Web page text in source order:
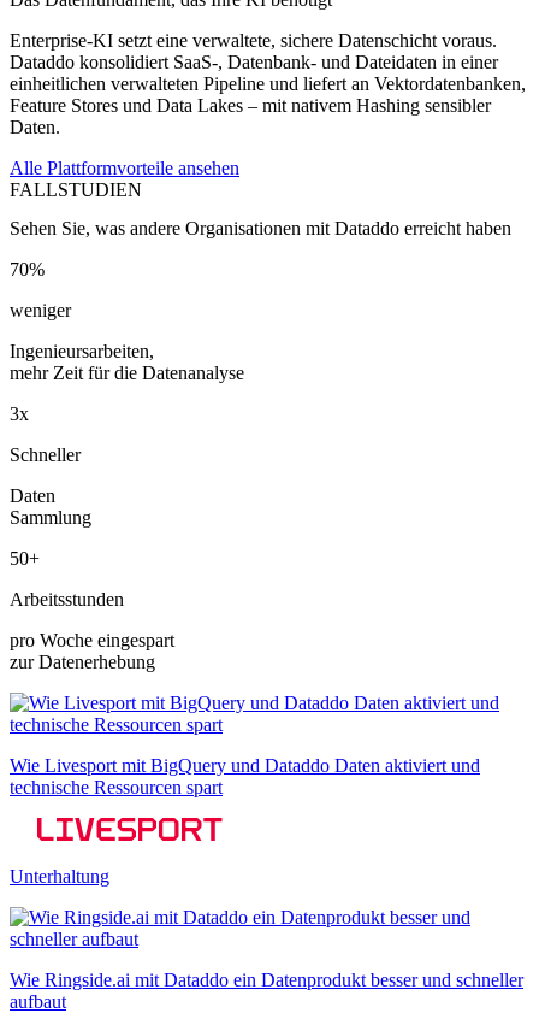
Enterprise-KI setzt eine verwaltete, sichere Datenschicht voraus.
Dataddo konsolidiert SaaS-, Datenbank- und Dateidaten in einer
einheitlichen verwalteten Pipeline und liefert an Vektordatenbanken,
Feature Stores und Data Lakes – mit nativem Hashing sensibler
Daten.
Alle Plattformvorteile ansehen
FALLSTUDIEN
Sehen Sie, was andere Organisationen mit Dataddo erreicht haben
70%
weniger
Ingenieursarbeiten,
mehr Zeit für die Datenanalyse
3x
Schneller
Daten
Sammlung
50+
Arbeitsstunden
pro Woche eingespart
zur Datenerhebung
Wie Livesport mit BigQuery und Dataddo Daten aktiviert und
technische Ressourcen spart
Unterhaltung
Wie Ringside.ai mit Dataddo ein Datenprodukt besser und schneller
aufbaut